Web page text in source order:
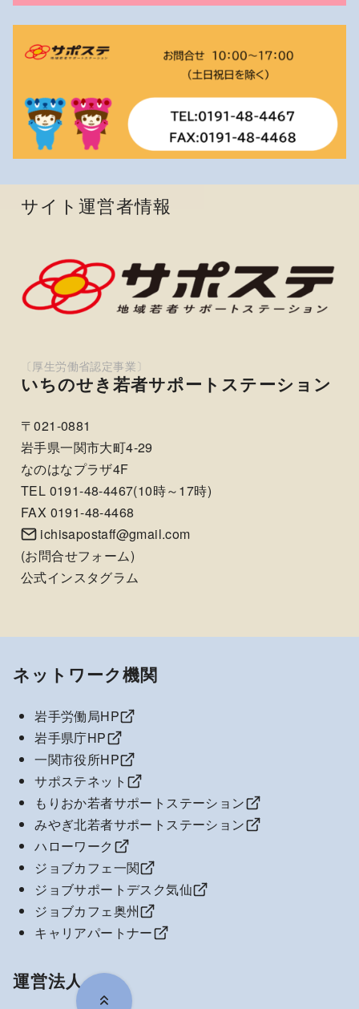
サイト運営者情報
いちのせき若者サポートステーション
〒021-0881
岩手県一関市大町4-29
なのはなプラザ4F
TEL 0191-48-4467(10時～17時)
FAX 0191-48-4468
ichisapostaff@gmail.com
(お問合せフォーム)
公式インスタグラム
ネットワーク機関
岩手労働局HP
岩手県庁HP
一関市役所HP
サポステネット
もりおか若者サポートステーション
みやぎ北若者サポートステーション
ハローワーク
ジョブカフェ一関
ジョブサポートデスク気仙
ジョブカフェ奥州
キャリアパートナー
運営法人